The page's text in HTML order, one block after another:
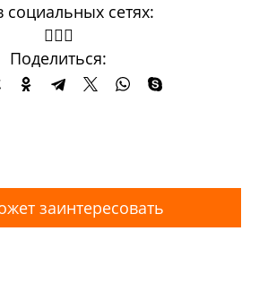
Поделиться:
сетях:
заинтересовать